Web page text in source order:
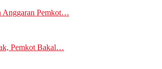
Anggaran Pemkot…
Pemkot Bakal…